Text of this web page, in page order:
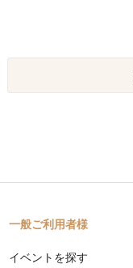
一般ご利用者様
イベントを探す